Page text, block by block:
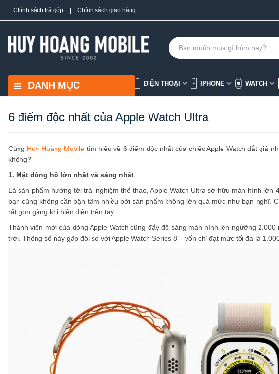
Chính sách trả góp Chính sách giao hàng
DANH MỤC ĐIỆN THOẠI IPHONE WATCH
6 điểm độc nhất của Apple Watch Ultra
Cùng Huy Hoàng Mobile tìm hiểu về 6 điểm độc nhất của chiếc Apple Watch đắt giá
không?
1. Mặt đồng hồ lớn nhất và sáng nhất
Là sản phẩm hướng tới trải nghiệm thể thao, Apple Watch Ultra sở hữu màn hình lớn
bạn cũng không cần bận tâm nhiều bởi sản phẩm không lớn quá mức như bạn nghĩ.
rất gọn gàng khi hiện diện trên tay.
Thành viên mới của dòng Apple Watch cũng đẩy độ sáng màn hình lên ngưỡng
trời. Thông số này gấp đôi so với Apple Watch Series 8 – vốn chỉ đạt mức tối đa là